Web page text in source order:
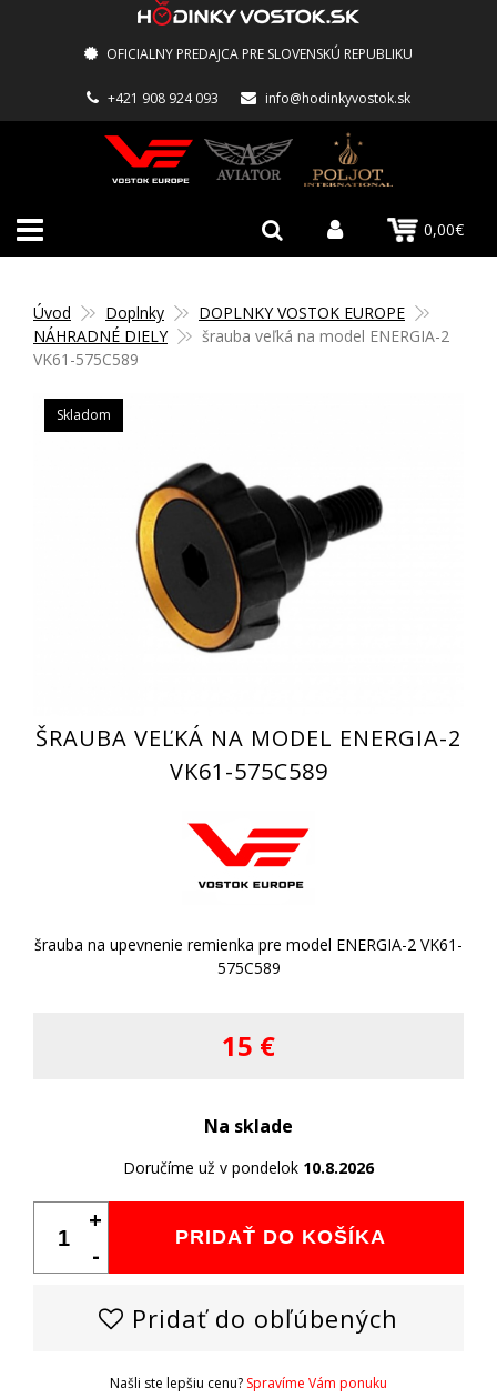
OFICIALNY PREDAJCA PRE SLOVENSKÚ REPUBLIKU
+421 908 924 093 info@hodinkyvostok.sk
0,00€
Úvod Doplnky
DOPLNKY VOSTOK EUROPE
NÁHRADNÉ DIELY
šrauba veľká na model ENERGIA-2
VK61-575C589
Skladom
ŠRAUBA VEĽKÁ NA MODEL ENERGIA-2
VK61-575C589
šrauba na upevnenie remienka pre model ENERGIA-2 VK61-
575C589
15 €
Na sklade
Doručíme už v pondelok 10.8.2026
PRIDAŤ DO KOŠÍKA
+
-
Pridať do obľúbených
Našli ste lepšiu cenu? Spravíme Vám ponuku